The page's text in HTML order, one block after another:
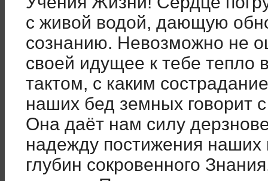
с живой водой, дающую
сознанию. Невозможно не
своей идущее к тебе тепло
тактом, с каким
наших бед земных говорит
Она даёт нам силу
надежду постижения наших
глубин сокровенного